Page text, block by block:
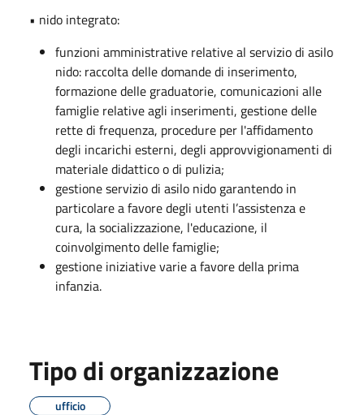
• nido integrato:
funzioni amministrative relative al servizio di asilo
nido: raccolta delle domande di inserimento,
formazione delle graduatorie, comunicazioni alle
famiglie relative agli inserimenti, gestione delle
rette di frequenza, procedure per l'affidamento
degli incarichi esterni, degli approvvigionamenti di
materiale didattico o di pulizia;
gestione servizio di asilo nido garantendo in
particolare a favore degli utenti l’assistenza e
cura, la socializzazione, l'educazione, il
coinvolgimento delle famiglie;
gestione iniziative varie a favore della prima
infanzia.
Tipo di organizzazione
ufficio